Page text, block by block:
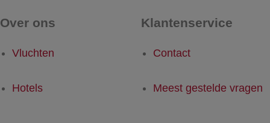
Over ons
Vluchten
Hotels
Klantenservice
Contact
Meest gestelde vragen